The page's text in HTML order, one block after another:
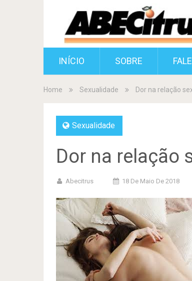
INÍCIO SOBRE
Home Sexualidade Dor na relação
Sexualidade
Dor na relação
Abecitrus 18 De Maio De 2018